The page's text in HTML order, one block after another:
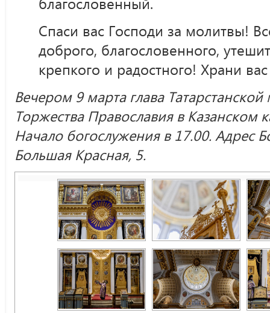
Спаси вас Господи за молитвы!
доброго, благословенного,
крепкого и радостного! Храни
Вечером 9 марта глава
Торжества Православия в Казанском
Начало богослужения в 17.00. Адрес
Большая Красная, 5.